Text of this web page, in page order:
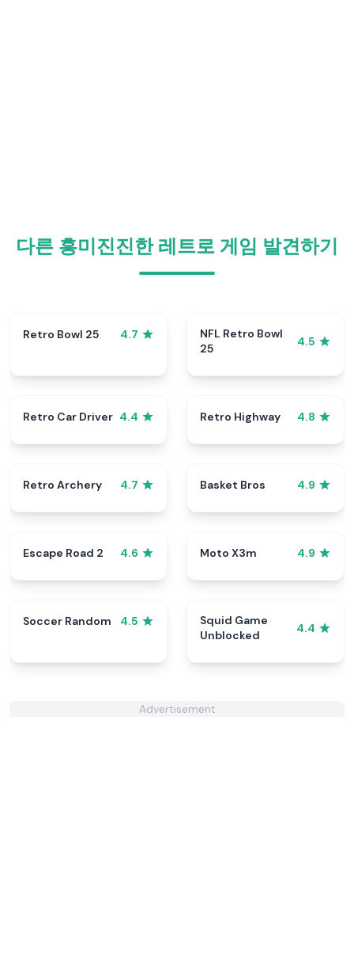
다른 흥미진진한 레트로 게임 발견하기
Retro Bowl 25 4.7
NFL Retro Bowl
25
4.5
Retro Car Driver 4.4 Retro Highway 4.8
Retro Archery 4.7 Basket Bros 4.9
Escape Road 2 4.6 Moto X3m 4.9
Soccer Random 4.5
Squid Game
Unblocked
4.4
Advertisement